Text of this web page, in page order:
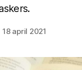
18 april 2021